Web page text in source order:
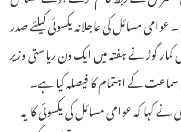
۔ عوامی مسائل کی عاجلانہ یکسوئی کیلئے صدر
گوڑ نے ہفتہ میں ایک دن ریاستی وزیر
کے اہتمام کا فیصلہ کیا ہے۔
کہا کہ عوامی مسائل کی یکسوئی کا یہ